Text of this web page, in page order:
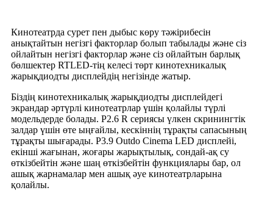
Кинотеатрда сурет пен дыбыс көру тәжірибесін
анықтайтын негізгі факторлар болып табылады және сіз
ойлайтын негізгі факторлар және сіз ойлайтын барлық
бөлшектер RTLED-тің келесі төрт кинотехникалық
жарықдиодты дисплейдің негізінде жатыр.
Біздің кинотехникалық жарықдиодты дисплейдегі
экрандар әртүрлі кинотеатрлар үшін қолайлы түрлі
модельдерде болады. P2.6 R сериясы үлкен скринингтік
залдар үшін өте ыңғайлы, кескіннің тұрақты сапасының
тұрақты шығарады. P3.9 Outdo Cinema LED дисплейі,
екінші жағынан, жоғары жарықтылық, сондай-ақ су
өткізбейтін және шаң өткізбейтін функциялары бар, ол
ашық жарнамалар мен ашық әуе кинотеатрларына
қолайлы.